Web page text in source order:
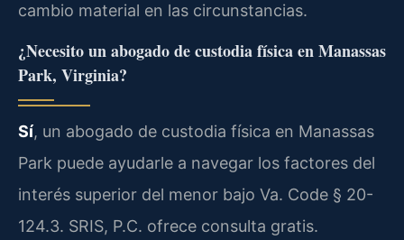
cambio material en las circunstancias.
¿Necesito un abogado de custodia física en Manassas
Park, Virginia?
Sí, un abogado de custodia física en Manassas
Park puede ayudarle a navegar los factores del
interés superior del menor bajo Va. Code § 20-
124.3. SRIS, P.C. ofrece consulta gratis.